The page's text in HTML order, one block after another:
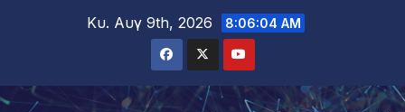
Κυ. Αυγ 9th, 2026 8:06:05 AM